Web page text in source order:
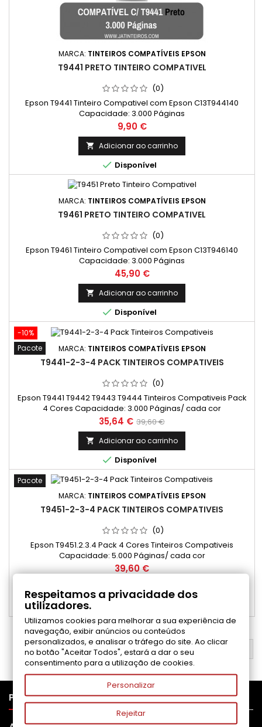
MARCA: TINTEIROS COMPATÍVEIS EPSON
T9441 PRETO TINTEIRO COMPATIVEL
(0)
Epson T9441 Tinteiro Compativel com Epson C13T944140
Capacidade: 3.000 Páginas
Preço
9,90 €
 Adicionar ao carrinho
 Disponível
MARCA: TINTEIROS COMPATÍVEIS EPSON
T9461 PRETO TINTEIRO COMPATIVEL
(0)
Epson T9461 Tinteiro Compativel com Epson C13T946140
Capacidade: 3.000 Páginas
Preço
45,90 €
 Adicionar ao carrinho
 Disponível
-10%
Pacote
MARCA: TINTEIROS COMPATÍVEIS EPSON
T9441-2-3-4 PACK TINTEIROS COMPATIVEIS
(0)
Epson T9441 T9442 T9443 T9444 Tinteiros Compativeis Pack
4 Cores Capacidade: 3.000 Páginas/ cada cor
Preço
35,64 € Preço
normal
39,60 €
 Adicionar ao carrinho
 Disponível
Pacote
MARCA: TINTEIROS COMPATÍVEIS EPSON
T9451-2-3-4 PACK TINTEIROS COMPATIVEIS
(0)
Epson T9451.2.3.4 Pack 4 Cores Tinteiros Compativeis
Capacidade: 5.000 Páginas/ cada cor
Preço
39,60 €
Adicionar ao carrinho
VOLTAR AO TOPO
PRODUTOS 
Respeitamos a privacidade dos
utilizadores.
Utilizamos cookies para melhorar a sua experiência de
navegação, exibir anúncios ou conteúdos
personalizados, e analisar o tráfego do site. Ao clicar
no botão "Aceitar Todos", estará a dar o seu
consentimento para a utilização de cookies.
Personalizar
Rejeitar